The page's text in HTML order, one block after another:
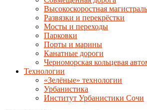
Высокоскоростная магистраль
Развязки и перекрёстки
Мосты и переходы
Парковки
Порты и марины
Канатные дороги
Черноморская кольцевая
Технологии
«Зелёные» технологии
Урбанистика
Институт Урбанистики Сочи